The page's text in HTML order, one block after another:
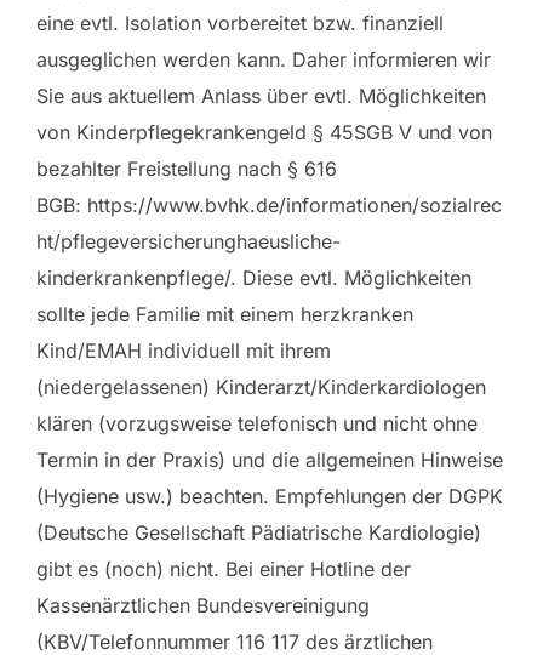
eine evtl. Isolation vorbereitet bzw. finanziell
ausgeglichen werden kann. Daher informieren wir
Sie aus aktuellem Anlass über evtl. Möglichkeiten
von Kinderpflegekrankengeld § 45SGB V und von
bezahlter Freistellung nach § 616
BGB: https://www.bvhk.de/informationen/sozialrec
ht/pflegeversicherunghaeusliche-
kinderkrankenpflege/. Diese evtl. Möglichkeiten
sollte jede Familie mit einem herzkranken
Kind/EMAH individuell mit ihrem
(niedergelassenen) Kinderarzt/Kinderkardiologen
klären (vorzugsweise telefonisch und nicht ohne
Termin in der Praxis) und die allgemeinen Hinweise
(Hygiene usw.) beachten. Empfehlungen der DGPK
(Deutsche Gesellschaft Pädiatrische Kardiologie)
gibt es (noch) nicht. Bei einer Hotline der
Kassenärztlichen Bundesvereinigung
(KBV/Telefonnummer 116 117 des ärztlichen